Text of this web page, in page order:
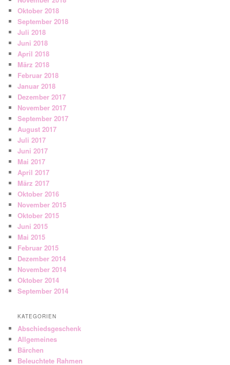
Oktober 2018
September 2018
Juli 2018
Juni 2018
April 2018
März 2018
Februar 2018
Januar 2018
Dezember 2017
November 2017
September 2017
August 2017
Juli 2017
Juni 2017
Mai 2017
April 2017
März 2017
Oktober 2016
November 2015
Oktober 2015
Juni 2015
Mai 2015
Februar 2015
Dezember 2014
November 2014
Oktober 2014
September 2014
KATEGORIEN
Abschiedsgeschenk
Allgemeines
Bärchen
Beleuchtete Rahmen